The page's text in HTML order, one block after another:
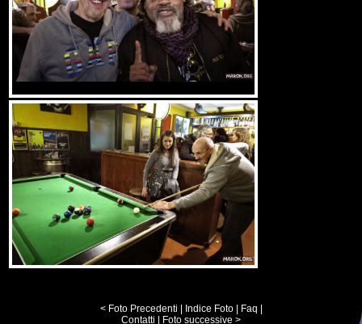
< Foto Precedenti Indice Foto| Faq
Contatti
Foto successive >